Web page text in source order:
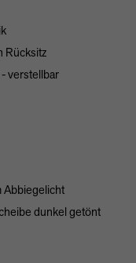
Rücksitz
verstellbar
Abbiegelicht
dunkel getönt